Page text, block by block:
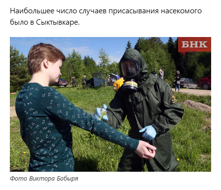
Наибольшее число случаев присасывания насекомого
было в Сыктывкаре.
Фото Виктора Бобыря